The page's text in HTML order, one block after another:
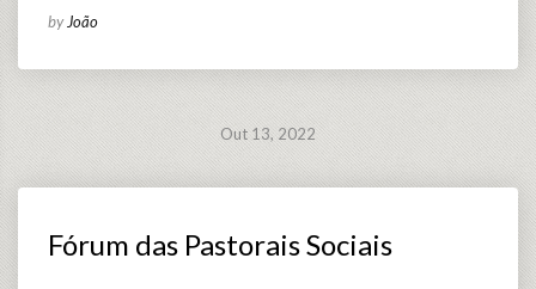
by João
Out 13, 2022
Fórum das Pastorais Sociais